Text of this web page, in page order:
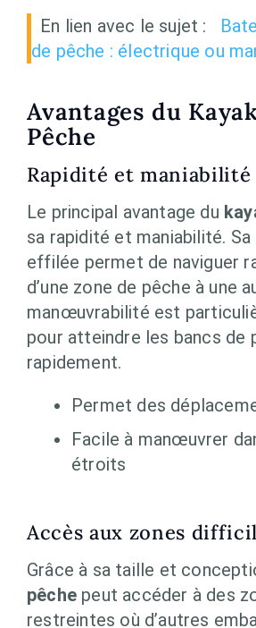
En lien avec le sujet :
de pêche : électrique ou
Avantages du
Pêche
Rapidité et maniabilité
Le principal avantage du
sa rapidité et maniabilité.
effilée permet de naviguer
d’une zone de pêche à une
manœuvrabilité est
pour atteindre les bancs de
rapidement.
Permet des
Facile à manœuvrer
étroits
Accès aux zones
Grâce à sa taille et
pêche peut accéder à des
restreintes où d’autres